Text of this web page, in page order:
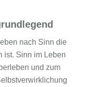
nach Sinn die
ist. Sinn im Leben
und zum